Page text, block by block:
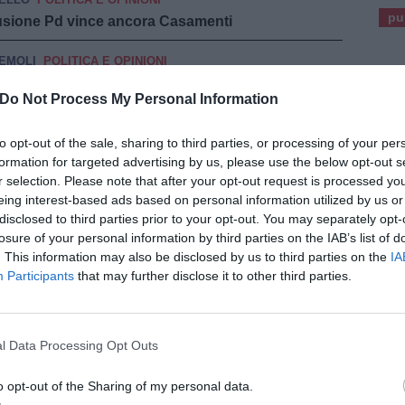
Do Not Process My Personal Information
opt-out of the sale, sharing to third parties, or processing of your
for targeted advertising by us, please use the below opt-out
selection. Please note that after your opt-out request is processed
interest-based ads based on personal information utilized by us
to third parties prior to your opt-out. You may separately
of your personal information by third parties on the IAB’s list of
This information may also be disclosed by us to third parties on the
Participants that may further disclose it to other third parties.
Data Processing Opt Outs
opt-out of the Sharing of my personal data.
Pd vince ancora Casamenti
POLITICA E OPINIONI
con oltre il 70% dei voti
torna Letta
POLITICA E OPINIONI
con il 50%
POLITICA E OPINIONI
primo cittadino
vince il centrosinistra
c'è Angori